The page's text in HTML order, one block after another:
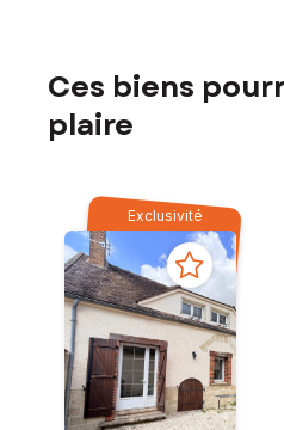
Ces biens
plaire
Exclusivité